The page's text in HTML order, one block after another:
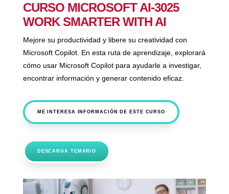
CURSO MICROSOFT AI-3025
WORK SMARTER WITH AI
Mejore su productividad y libere su creatividad con
Microsoft Copilot. En esta ruta de aprendizaje, explorará
cómo usar Microsoft Copilot para ayudarle a investigar,
encontrar información y generar contenido eficaz.
ME INTERESA INFORMACIÓN DE ESTE CURSO
DESCARGA TEMARIO